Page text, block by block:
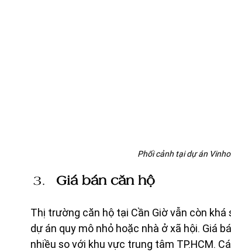
Phối cảnh tại dự án
Giá bán căn hộ
Thị trường căn hộ tại Cần Giờ vẫn còn
dự án quy mô nhỏ hoặc nhà ở xã hội. Giá
nhiều so với khu vực trung tâm TP.HCM.